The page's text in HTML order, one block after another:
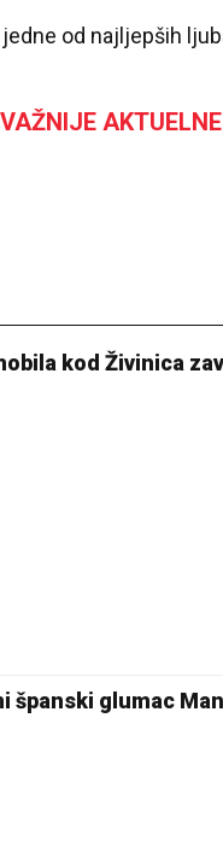
od najljepših
kod Živinica
španski glumac